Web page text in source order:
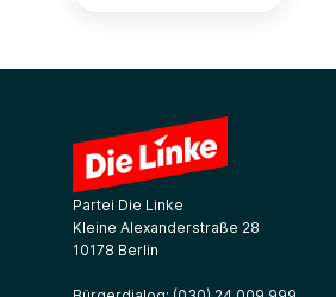
Partei Die Linke
Kleine Alexanderstraße 28
10178 Berlin